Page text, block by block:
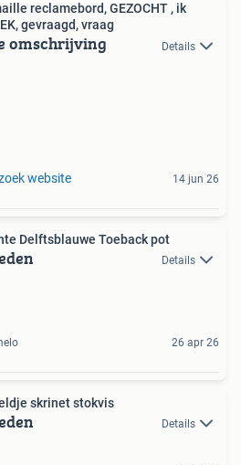
reclamebord, GEZOCHT , ik
gevraagd, vraag
omschrijving Details
website 14 jun 26
Delftsblauwe Toeback pot
Details
26 apr 26
skrinet stokvis
Details